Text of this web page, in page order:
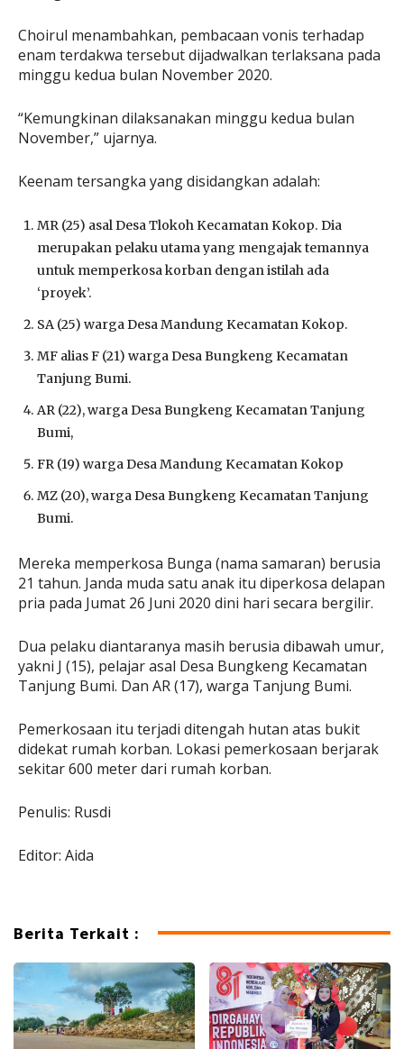
Choirul menambahkan, pembacaan vonis terhadap
enam terdakwa tersebut dijadwalkan terlaksana pada
minggu kedua bulan November 2020.
“Kemungkinan dilaksanakan minggu kedua bulan
November,” ujarnya.
Keenam tersangka yang disidangkan adalah:
MR (25) asal Desa Tlokoh Kecamatan Kokop. Dia
merupakan pelaku utama yang mengajak temannya
untuk memperkosa korban dengan istilah ada
‘proyek’.
SA (25) warga Desa Mandung Kecamatan Kokop.
MF alias F (21) warga Desa Bungkeng Kecamatan
Tanjung Bumi.
AR (22), warga Desa Bungkeng Kecamatan Tanjung
Bumi,
FR (19) warga Desa Mandung Kecamatan Kokop
MZ (20), warga Desa Bungkeng Kecamatan Tanjung
Bumi.
Mereka memperkosa Bunga (nama samaran) berusia
21 tahun. Janda muda satu anak itu diperkosa delapan
pria pada Jumat 26 Juni 2020 dini hari secara bergilir.
Dua pelaku diantaranya masih berusia dibawah umur,
yakni J (15), pelajar asal Desa Bungkeng Kecamatan
Tanjung Bumi. Dan AR (17), warga Tanjung Bumi.
Pemerkosaan itu terjadi ditengah hutan atas bukit
didekat rumah korban. Lokasi pemerkosaan berjarak
sekitar 600 meter dari rumah korban.
Penulis: Rusdi
Editor: Aida
Berita Terkait :